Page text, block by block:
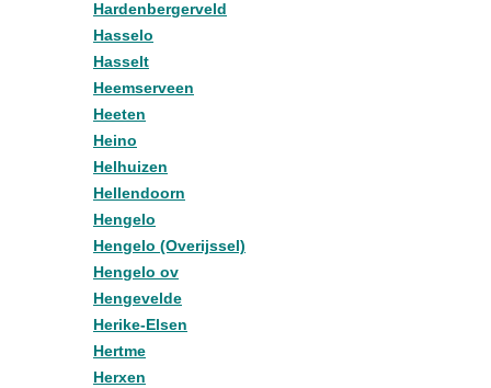
Hardenbergerveld
Hasselo
Hasselt
Heemserveen
Heeten
Heino
Helhuizen
Hellendoorn
Hengelo
Hengelo (Overijssel)
Hengelo ov
Hengevelde
Herike-Elsen
Hertme
Herxen